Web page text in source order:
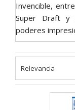
Invencible,
Super Draft y
poderes
Relevancia